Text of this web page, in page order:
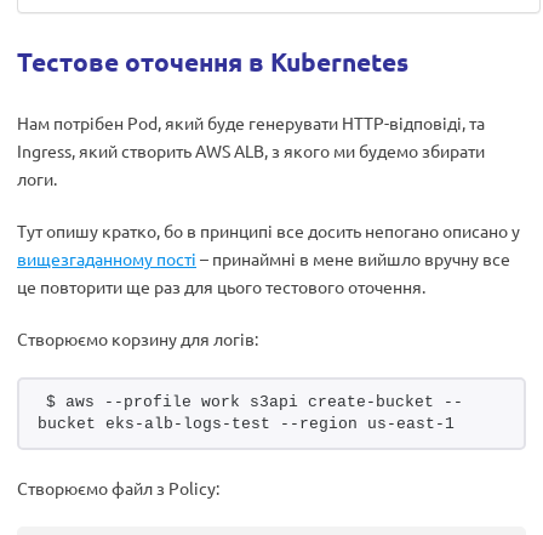
Тестове оточення в Kubernetes
Нам потрібен Pod, який буде генерувати HTTP-відповіді, та
Ingress, який створить AWS ALB, з якого ми будемо збирати
логи.
Тут опишу кратко, бо в принципі все досить непогано описано у
вищезгаданному пості – принаймні в мене вийшло вручну все
це повторити ще раз для цього тестового оточення.
Створюємо корзину для логів:
$ aws --profile work s3api create-bucket --
bucket eks-alb-logs-test --region us-east-1
Створюємо файл з Policy: